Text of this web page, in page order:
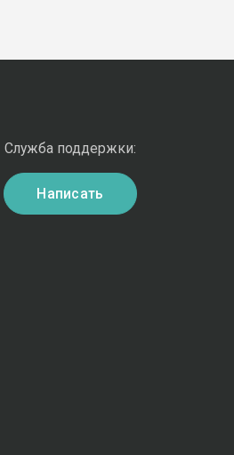
Служба поддержки:
Написать